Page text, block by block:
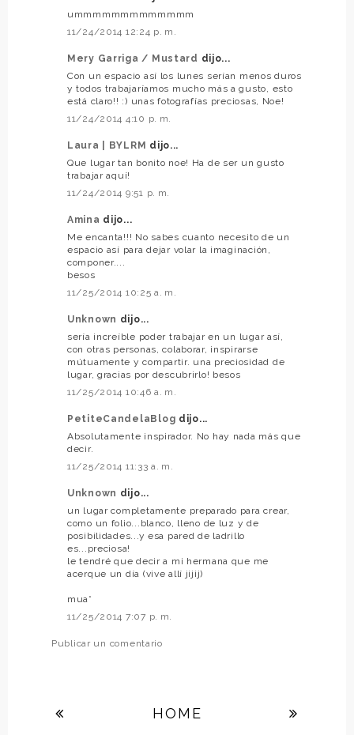
ummmmmmmmmmmmm
11/24/2014 12:24 p. m.
Mery Garriga / Mustard dijo...
Con un espacio así los lunes serían menos duros
y todos trabajaríamos mucho más a gusto, esto
está claro!! :) unas fotografías preciosas, Noe!
11/24/2014 4:10 p. m.
Laura | BYLRM dijo...
Que lugar tan bonito noe! Ha de ser un gusto
trabajar aquí!
11/24/2014 9:51 p. m.
Amina dijo...
Me encanta!!! No sabes cuanto necesito de un
espacio así para dejar volar la imaginación,
componer....
besos
11/25/2014 10:25 a. m.
Unknown dijo...
sería increíble poder trabajar en un lugar así,
con otras personas, colaborar, inspirarse
mútuamente y compartir. una preciosidad de
lugar, gracias por descubrirlo! besos
11/25/2014 10:46 a. m.
PetiteCandelaBlog dijo...
Absolutamente inspirador. No hay nada más que
decir.
11/25/2014 11:33 a. m.
Unknown dijo...
un lugar completamente preparado para crear,
como un folio...blanco, lleno de luz y de
posibilidades...y esa pared de ladrillo
es...preciosa!
le tendré que decir a mi hermana que me
acerque un día (vive allí jijij)
mua*
11/25/2014 7:07 p. m.
Publicar un comentario
HOME